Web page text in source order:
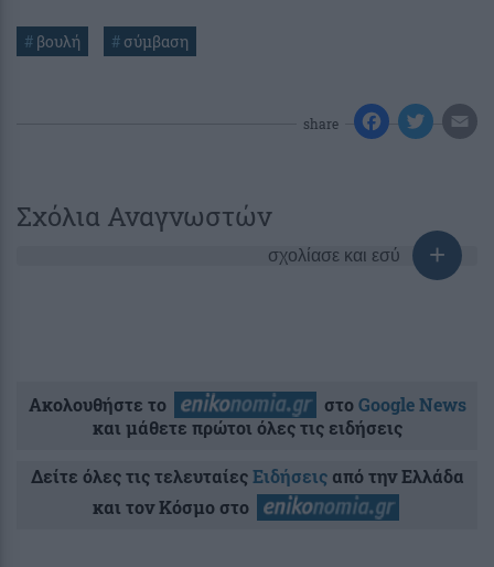
# βουλή # σύμβαση
share
Σχόλια Αναγνωστών
σχολίασε και εσύ
Ακολουθήστε το στοGoogle News
και μάθετε πρώτοι όλες τις ειδήσεις
Δείτε όλες τις τελευταίεςΕιδήσειςαπό την Ελλάδα
και τον Κόσμο στο